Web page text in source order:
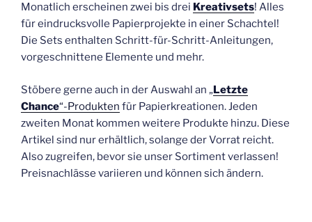
Monatlich erscheinen zwei bis drei Kreativsets! Alles
für eindrucksvolle Papierprojekte in einer Schachtel!
Die Sets enthalten Schritt-für-Schritt-Anleitungen,
vorgeschnittene Elemente und mehr.
Stöbere gerne auch in der Auswahl an „Letzte
Chance“-Produkten für Papierkreationen. Jeden
zweiten Monat kommen weitere Produkte hinzu. Diese
Artikel sind nur erhältlich, solange der Vorrat reicht.
Also zugreifen, bevor sie unser Sortiment verlassen!
Preisnachlässe variieren und können sich ändern.